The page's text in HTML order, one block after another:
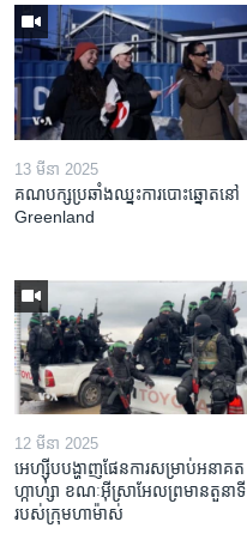
13 មីនា 2025
គណបក្ស​ប្រឆាំង​ឈ្នះ​ការបោះឆ្នោត​នៅ
Greenland
12 មីនា 2025
អេហ្ស៊ីប​បង្ហាញ​ផែនការ​សម្រាប់​អនាគត​
ហ្កាហ្សា ខណៈ​អ៊ីស្រាអែល​ព្រមាន​តួនាទី​
របស់​ក្រុម​ហាម៉ាស់